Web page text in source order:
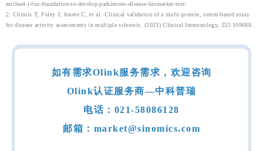
michael-j-fox-foundation-to-develop-parkinsons-disease-biomarker-test/
2. Chitnis T, Foley J, Ionete C, et al. Clinical validation of a multi-protein, serum-based assay
for disease activity assessments in multiple sclerosis. (2023) Clinical Immunology, 253:109688.
如有需求Olink服务需求，欢迎咨询
Olink认证服务商—中科普瑞
电话：021-58086128
邮箱：market@sinomics.com